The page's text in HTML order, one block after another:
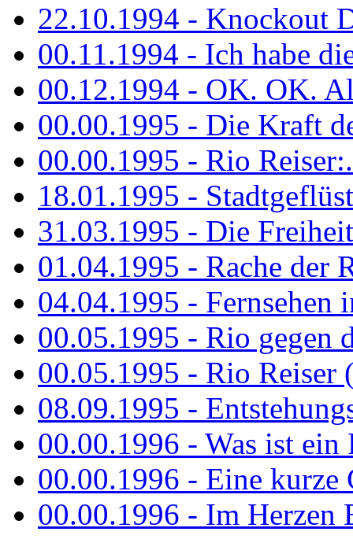
22.10.1994 - Knockout
00.11.1994 - Ich habe
00.12.1994 - OK. OK.
00.00.1995 - Die Kraft
00.00.1995 - Rio
18.01.1995 -
31.03.1995 - Die
01.04.1995 - Rache der
04.04.1995 - Fernsehen
00.05.1995 - Rio gegen
00.05.1995 - Rio Reiser
08.09.1995 -
00.00.1996 - Was ist ein
00.00.1996 - Eine kurze
00.00.1996 - Im Herzen